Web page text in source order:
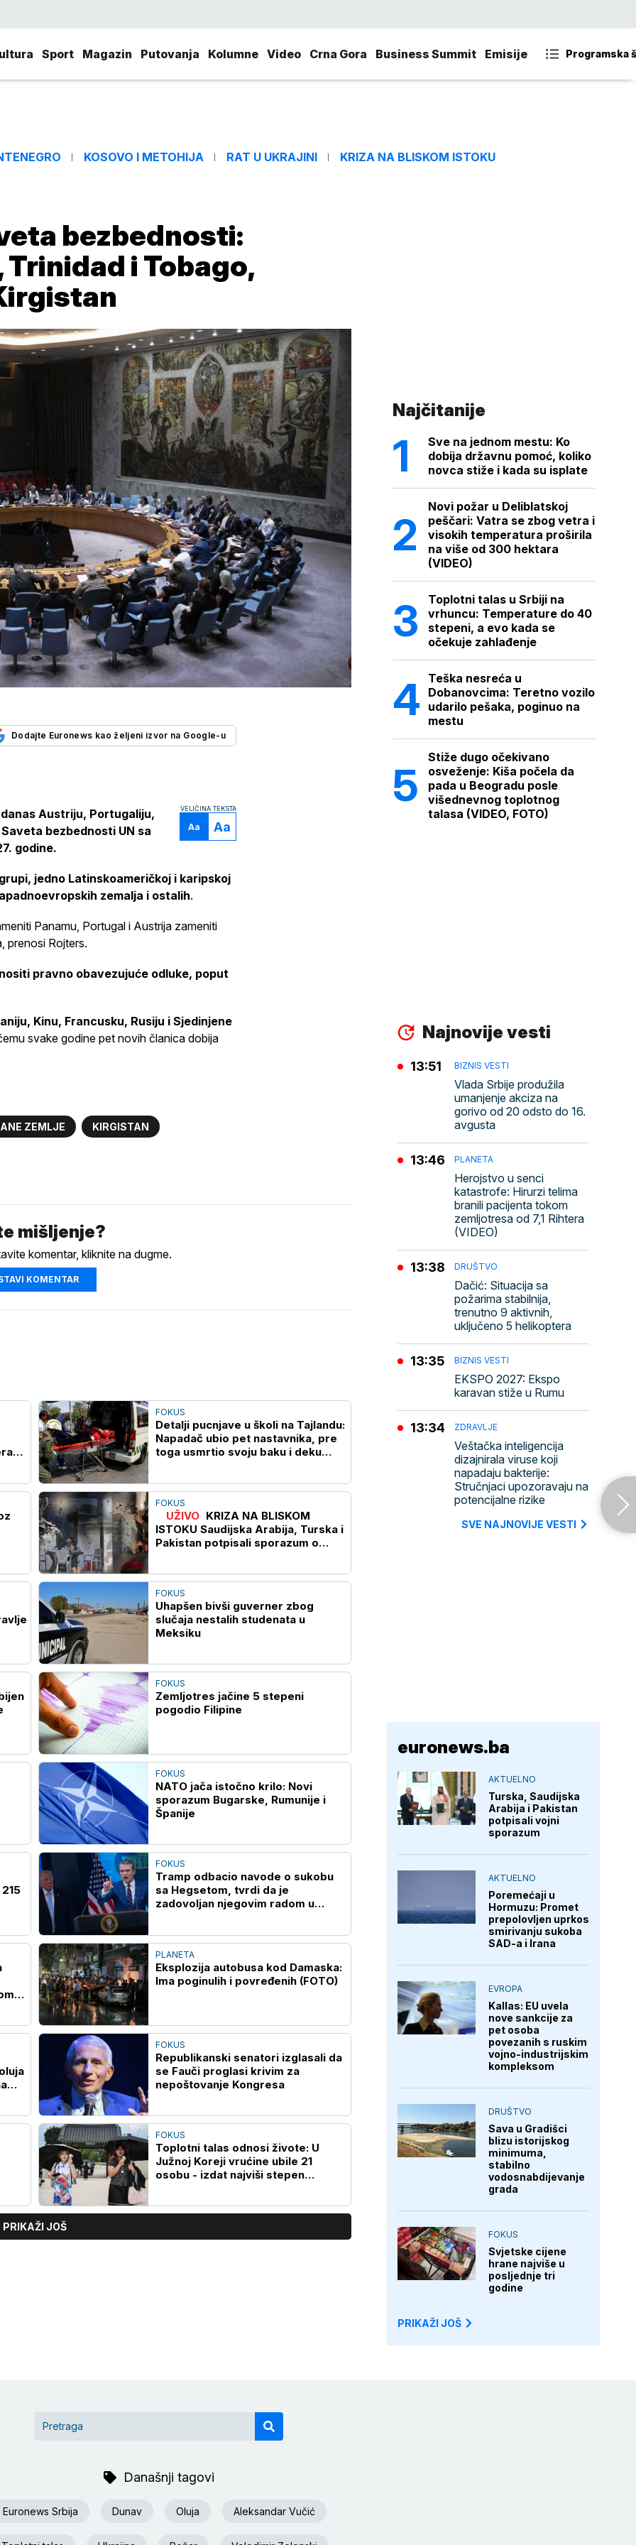
Sport Magazin Putovanja Kolumne Video Crna Gora Business Summit Emisije Programska
KOSOVO I METOHIJA RAT U UKRAJINI KRIZA NA BLISKOM ISTOKU
bezbednosti:
i Tobago,
Dodajte Euronews kao željeni izvor na Google-u
VELIČINA TEKSTA
Aa Aa
Austriju, Portugaliju,
bezbednosti UN sa
godine.
jedno Latinskoameričkoj i karipskoj
zemalja i ostalih.
Panamu, Portugal i Austrija zameniti
prenosi Rojters.
pravno obavezujuće odluke, poput
Kinu, Francusku, Rusiju i Sjedinjene
svake godine pet novih članica dobija
ZEMLJE KIRGISTAN
mišljenje?
komentar, kliknite na dugme.
KOMENTAR
FOKUS
Detalji pucnjave u školi na Tajlandu:
Napadač ubio pet nastavnika, pre
toga usmrtio svoju baku i deku
FOKUS
UŽIVO
ISTOKU Saudijska Arabija, Turska i
Pakistan potpisali sporazum o
FOKUS
Uhapšen bivši guverner zbog
slučaja nestalih studenata u
Meksiku
FOKUS
Zemljotres jačine 5 stepeni
pogodio Filipine
FOKUS
NATO jača istočno krilo: Novi
sporazum Bugarske, Rumunije i
Španije
FOKUS
Tramp odbacio navode o sukobu
sa Hegsetom, tvrdi da je
zadovoljan njegovim radom u
PLANETA
Eksplozija autobusa kod Damaska:
Ima poginulih i povređenih (FOTO)
FOKUS
Republikanski senatori izglasali da
se Fauči proglasi krivim za
nepoštovanje Kongresa
FOKUS
Toplotni talas odnosi živote: U
Južnoj Koreji vrućine ubile 21
osobu - izdat najviši stepen
PRIKAŽI JOŠ
Najčitanije
Sve na jednom mestu: Ko
dobija državnu pomoć, koliko
novca stiže i kada su isplate
Novi požar u Deliblatskoj
peščari: Vatra se zbog vetra i
visokih temperatura proširila
na više od 300 hektara
(VIDEO)
Toplotni talas u Srbiji na
vrhuncu: Temperature do 40
stepeni, a evo kada se
očekuje zahlađenje
Teška nesreća u
Dobanovcima: Teretno vozilo
udarilo pešaka, poginuo na
mestu
Stiže dugo očekivano
osveženje: Kiša počela da
pada u Beogradu posle
višednevnog toplotnog
talasa (VIDEO, FOTO)
Najnovije vesti
BIZNIS VESTI
Vlada Srbije produžila
umanjenje akciza na
gorivo od 20 odsto do 16.
avgusta
13:51
PLANETA
Herojstvo u senci
katastrofe: Hirurzi telima
branili pacijenta tokom
zemljotresa od 7,1 Rihtera
(VIDEO)
13:46
DRUŠTVO
Dačić: Situacija sa
požarima stabilnija,
trenutno 9 aktivnih,
uključeno 5 helikoptera
13:38
BIZNIS VESTI
EKSPO 2027: Ekspo
karavan stiže u Rumu
13:35
ZDRAVLJE
Veštačka inteligencija
dizajnirala viruse koji
napadaju bakterije:
Stručnjaci upozoravaju na
potencijalne rizike
13:34
SVE NAJNOVIJE VESTI
euronews.ba
AKTUELNO
Turska, Saudijska
Arabija i Pakistan
potpisali vojni
sporazum
AKTUELNO
Poremećaji u
Hormuzu: Promet
prepolovljen uprkos
smirivanju sukoba
SAD-a i Irana
EVROPA
Kallas: EU uvela
nove sankcije za
pet osoba
povezanih s ruskim
vojno-industrijskim
kompleksom
DRUŠTVO
Sava u Gradišci
blizu istorijskog
minimuma,
stabilno
vodosnabdijevanje
grada
FOKUS
Svjetske cijene
hrane najviše u
posljednje tri
godine
PRIKAŽI JOŠ
Današnji tagovi
Euronews Srbija Dunav Oluja Aleksandar Vučić